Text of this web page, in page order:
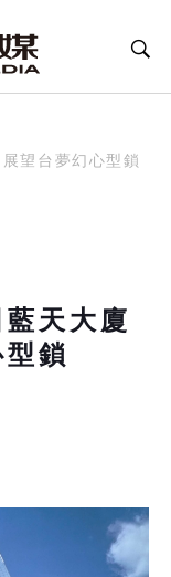
望台夢幻心型鎖
天大廈
鎖